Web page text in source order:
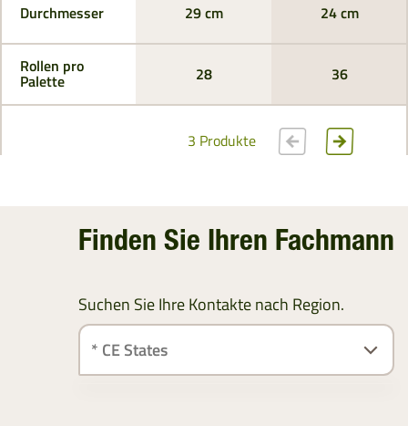
Durchmesser
Rollen pro
Palette
29 cm 24 cm
28 36
3 Produkte
Finden Sie Ihren Fachmann
Suchen Sie Ihre Kontakte nach Region.